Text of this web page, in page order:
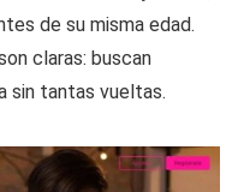
de su misma edad.
claras: buscan
sin tantas vueltas.